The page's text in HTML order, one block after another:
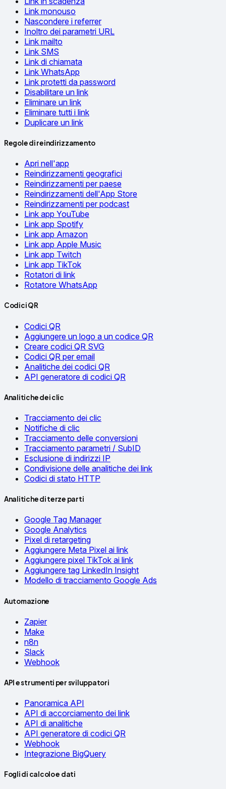
Link monouso
Nascondere i referrer
Inoltro dei parametri URL
Link mailto
Link SMS
Link di chiamata
Link WhatsApp
Link protetti da password
Disabilitare un link
Eliminare un link
Eliminare tutti i link
Duplicare un link
Regole di reindirizzamento
Apri nell'app
Reindirizzamenti geografici
Reindirizzamenti per paese
Reindirizzamenti dell'App Store
Reindirizzamenti per podcast
Link app YouTube
Link app Spotify
Link app Amazon
Link app Apple Music
Link app Twitch
Link app TikTok
Rotatori di link
Rotatore WhatsApp
Codici QR
Codici QR
Aggiungere un logo a un codice QR
Creare codici QR SVG
Codici QR per email
Analitiche dei codici QR
API generatore di codici QR
Analitiche dei clic
Tracciamento dei clic
Notifiche di clic
Tracciamento delle conversioni
Tracciamento parametri / SubID
Esclusione di indirizzi IP
Condivisione delle analitiche dei link
Codici di stato HTTP
Analitiche di terze parti
Google Tag Manager
Google Analytics
Pixel di retargeting
Aggiungere Meta Pixel ai link
Aggiungere pixel TikTok ai link
Aggiungere tag LinkedIn Insight
Modello di tracciamento Google Ads
Automazione
Zapier
Make
n8n
Slack
Webhook
API e strumenti per sviluppatori
Panoramica API
API di accorciamento dei link
API di analitiche
API generatore di codici QR
Webhook
Integrazione BigQuery
Fogli di calcolo e dati